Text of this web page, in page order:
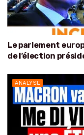
Le parlement
de l’élection
ANALYSE